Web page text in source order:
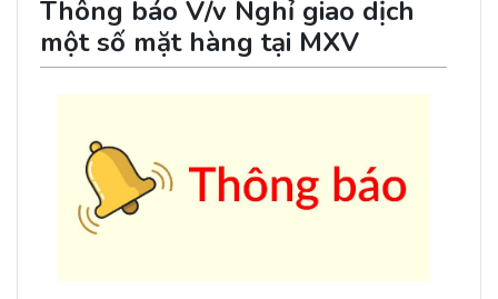
Thông báo V/v Nghỉ giao dịch
một số mặt hàng tại MXV